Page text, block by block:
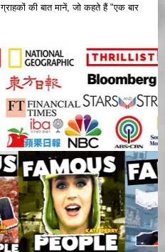
ग्राहकों की बात मानें, जो कहते हैं "एक बार